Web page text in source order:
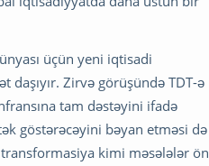
üçün yeni iqtisadi
daşıyır. Zirvə görüşündə TDT-ə
tam dəstəyini ifadə
göstərəcəyini bəyan etməsi də
kimi məsələlər ön